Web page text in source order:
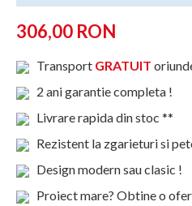
306,00 RON
Transport GRATUIT
2 ani garantie completa !
Livrare rapida din stoc **
Rezistent la zgarieturi si
Design modern sau clasic !
Proiect mare? Obtine o